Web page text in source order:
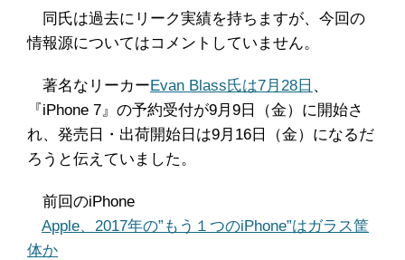
同氏は過去にリーク実績を持ちますが、今回の
情報源についてはコメントしていません。
著名なリーカーEvan Blass氏は7月28日 、
『iPhone 7』の予約受付が9月9日（金）に開始さ
れ、発売日・出荷開始日は9月16日（金）になるだ
ろうと伝えていました。
前回のiPhone
Apple、2017年の”もう１つのiPhone”はガラス筐
体か